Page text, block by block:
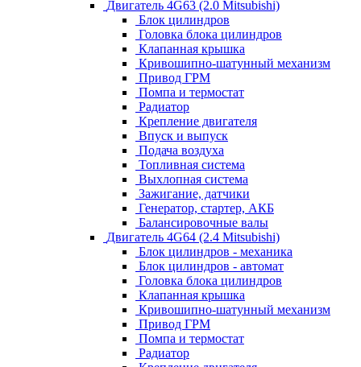
Двигатель 4G63 (2.0 Mitsubishi)
Блок цилиндров
Головка блока цилиндров
Клапанная крышка
Кривошипно-шатунный механизм
Привод ГРМ
Помпа и термостат
Радиатор
Крепление двигателя
Впуск и выпуск
Подача воздуха
Топливная система
Выхлопная система
Зажигание, датчики
Генератор, стартер, АКБ
Балансировочные валы
Двигатель 4G64 (2.4 Mitsubishi)
Блок цилиндров - механика
Блок цилиндров - автомат
Головка блока цилиндров
Клапанная крышка
Кривошипно-шатунный механизм
Привод ГРМ
Помпа и термостат
Радиатор